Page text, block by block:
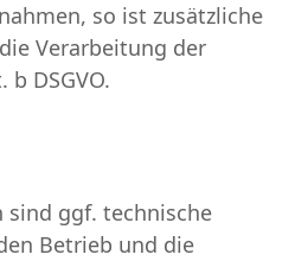
so ist zusätzliche
Verarbeitung der
DSGVO.
sind ggf. technische
Betrieb und die